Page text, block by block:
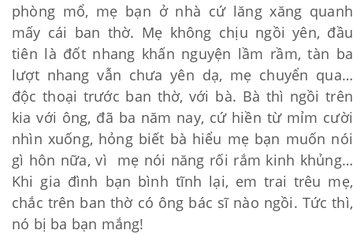
phòng mổ, mẹ bạn ở nhà cứ lăng xăng quanh
mấy cái ban thờ. Mẹ không chịu ngồi yên, đầu
tiên là đốt nhang khấn nguyện lầm rầm, tàn ba
lượt nhang vẫn chưa yên dạ, mẹ chuyển qua…
độc thoại trước ban thờ, với bà. Bà thì ngồi trên
kia với ông, đã ba năm nay, cứ hiền từ mỉm cười
nhìn xuống, hỏng biết bà hiểu mẹ bạn muốn nói
gì hôn nữa, vì mẹ nói năng rối rắm kinh khủng…
Khi gia đình bạn bình tĩnh lại, em trai trêu mẹ,
chắc trên ban thờ có ông bác sĩ nào ngồi. Tức thì,
nó bị ba bạn mắng!